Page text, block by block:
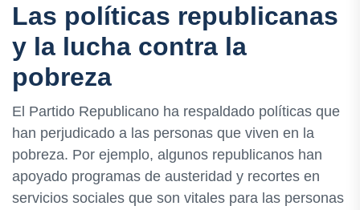
Las políticas republicanas
y la lucha contra la
pobreza
El Partido Republicano ha respaldado políticas que
han perjudicado a las personas que viven en la
pobreza. Por ejemplo, algunos republicanos han
apoyado programas de austeridad y recortes en
servicios sociales que son vitales para las personas